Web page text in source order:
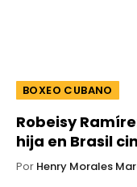
BOXEO CUBANO
Robeisy
hija en Brasil
Por Henry Morales